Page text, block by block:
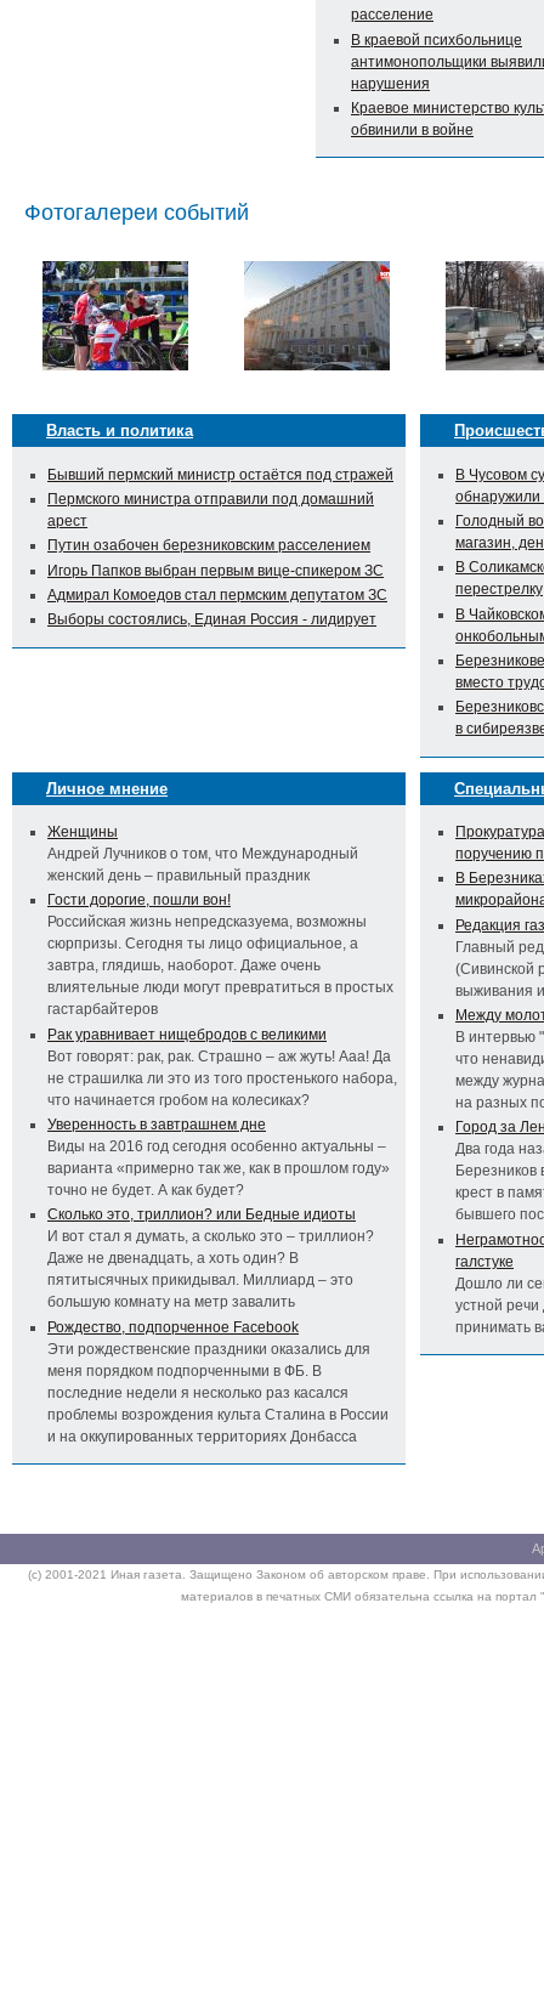
расселение
В краевой психбольнице
антимонопольщики
нарушения
Краевое министерство
обвинили в войне
Фотогалереи событий
Власть и политика
Бывший пермский министр остаётся под стражей
Пермского министра отправили под домашний
арест
Путин озабочен березниковским расселением
Игорь Папков выбран первым вице-спикером ЗС
Адмирал Комоедов стал пермским депутатом ЗС
Выборы состоялись, Единая Россия - лидирует
В Чусовом
Голодный
магазин,
В
перестрелку
В
вместо
в
Личное мнение
Женщины
Андрей Лучников о том, что Международный
женский день – правильный праздник
Гости дорогие, пошли вон!
Российская жизнь непредсказуема, возможны
сюрпризы. Сегодня ты лицо официальное, а
завтра, глядишь, наоборот. Даже очень
влиятельные люди могут превратиться в простых
гастарбайтеров
Рак уравнивает нищебродов с великими
Вот говорят: рак, рак. Страшно – аж жуть! Ааа! Да
не страшилка ли это из того простенького набора,
что начинается гробом на колесиках?
Уверенность в завтрашнем дне
Виды на 2016 год сегодня особенно актуальны –
варианта «примерно так же, как в прошлом году»
точно не будет. А как будет?
Сколько это, триллион? или Бедные идиоты
И вот стал я думать, а сколько это – триллион?
Даже не двенадцать, а хоть один? В
пятитысячных прикидывал. Миллиард – это
большую комнату на метр завалить
Рождество, подпорченное Facebook
Эти рождественские праздники оказались для
меня порядком подпорченными в ФБ. В
последние недели я несколько раз касался
проблемы возрождения культа Сталина в России
и на оккупированных территориях Донбасса
поручению
В
Редакция
Главный
(Сивинской
выживания
Между
В интервью
что
между
на разных
Город за
Два года
Березников
крест в
бывшего
галстуке
Дошло ли
устной речи
принимать
(c) 2001-2021 Иная газета. Защищено Законом об авторском праве. При
материалов в печатных СМИ обязательна ссылка на